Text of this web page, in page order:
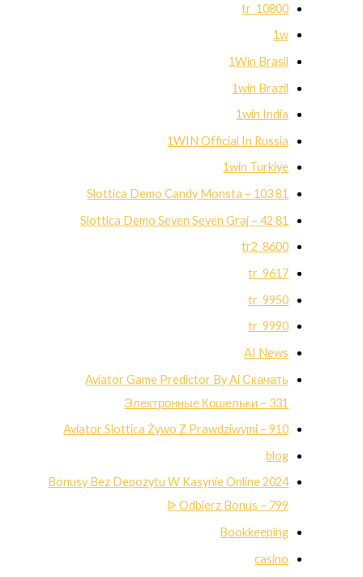
10800_tr
1w
1Win Brasil
1win Brazil
1win India
1WIN Official In Russia
1win Turkiye
81 Slottica Demo Candy Monsta – 103
81 Slottica Demo Seven Seven Graj – 42
8600_tr2
9617_tr
9950_tr
9990_tr
AI News
Aviator Game Predictor By Ai Скачать
Электронные Кошельки – 331
Aviator Slottica Żywo Z Prawdziwymi – 910
blog
Bonusy Bez Depozytu W Kasynie Online 2024
ᐉ Odbierz Bonus – 799
Bookkeeping
casino